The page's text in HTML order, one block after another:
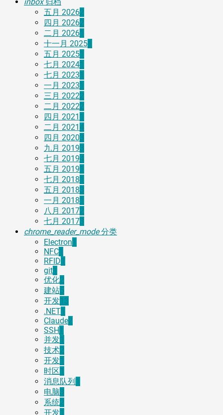
五月 20262
四月 20262
二月 20261
十一月 20251
五月 20251
七月 20241
七月 2023 1
一月 2023 1
三月 20222
二月 20222
四月 2021 1
二月 2021 4
四月 20203
九月 20193
七月 20194
五月 2019 1
七月 2018 1
五月 20183
一月 2018 1
八月 20172
七月 20173
chrome_reader_mode分类
Electron 1
NFC1
RFID 1
git1
优化2
建站5
开发13
.NET1
Claude2
SSH 1
并发1
技术2
开发1
时区 1
消息队列 1
电脑3
系统2
开发1